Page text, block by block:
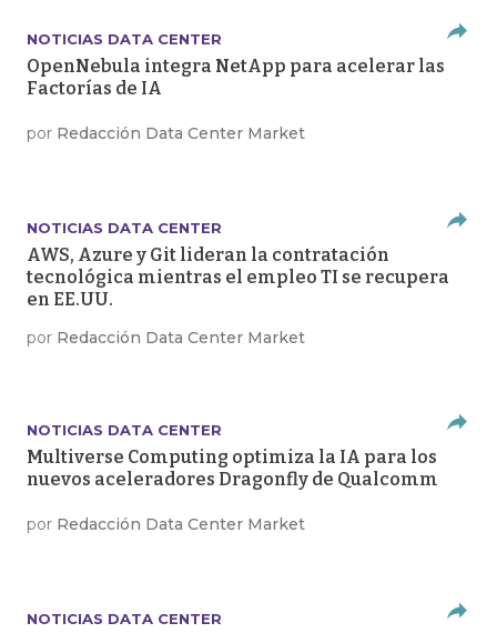
NOTICIAS DATA CENTER
OpenNebula integra NetApp para acelerar las
Factorías de IA
por Redacción Data Center Market
NOTICIAS DATA CENTER
AWS, Azure y Git lideran la contratación
tecnológica mientras el empleo TI se recupera
en EE.UU.
por Redacción Data Center Market
NOTICIAS DATA CENTER
Multiverse Computing optimiza la IA para los
nuevos aceleradores Dragonfly de Qualcomm
por Redacción Data Center Market
NOTICIAS DATA CENTER